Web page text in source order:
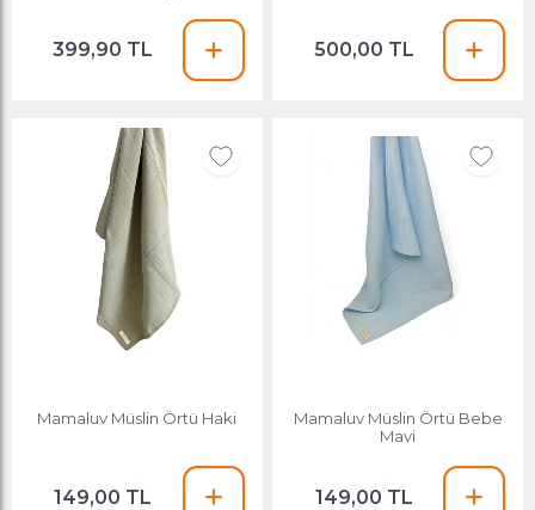
399,90 TL 500,00 TL
Mamaluv Müslin Örtü Haki
149,00 TL
Mamaluv Müslin Örtü Bebe
Mavi
149,00 TL